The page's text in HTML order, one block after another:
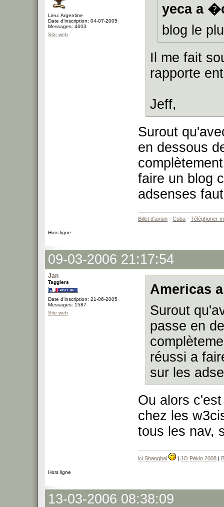
Lieu: Argentine
Date d'inscription: 04-07-2005
Messages: 4603
Site web
yeca a
blog le
Il me fait
rapporte
Jeff,
Surout
en dessous
faire un blog
adsenses
Billet d'avion - Cuba - Téléphoner
Hors ligne
09-03-2006 21:17:54
Jan
Tagglers
Date d'inscription: 21-06-2005
Messages: 1587
Site web
Americas
Surout
passe en
réussi a
sur les
Ou alors
chez les
tous les nav,
ici Shanghai | JO Pékin 2008 |
Hors ligne
13-03-2006 08:38:09